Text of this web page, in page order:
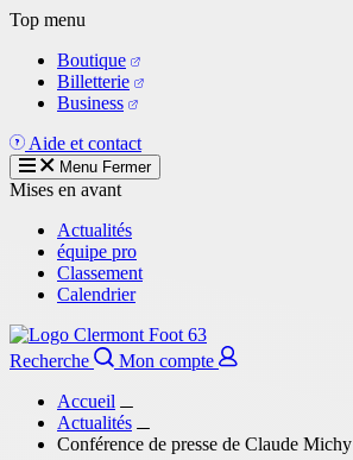
Aller
contenu
principal
Top menu
Boutique
Billetterie
Business
Aide et contact
Menu Fermer
Mises en avant
Actualités
équipe pro
Classement
Calendrier
Recherche
Mon compte
Accueil
Actualités
Conférence de presse de Claude Michy